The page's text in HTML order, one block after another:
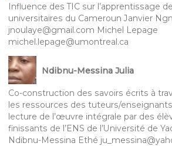
Influence des TIC sur l’apprentissage
universitaires du Cameroun Janvier
jnoulaye@gmail.com Michel Lepage
michel.lepage@umontreal.ca
Ndibnu-Messina Julia
Co-construction des savoirs écrits à
les ressources des tuteurs/
lecture de l’œuvre intégrale par des
finissants de l’ENS de l’Université de
Ndibnu-Messina Ethé